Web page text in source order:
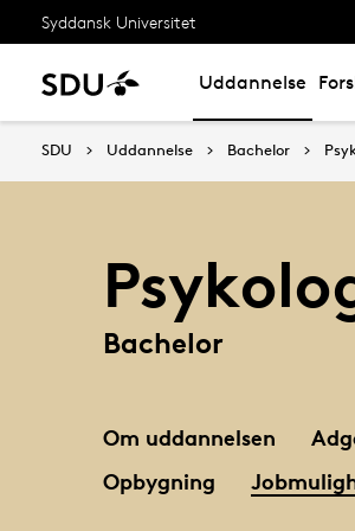
Syddansk Universitet
Uddannelse
SDU Uddannelse Bachelor
Bachelor
Om uddannelsen
Opbygning